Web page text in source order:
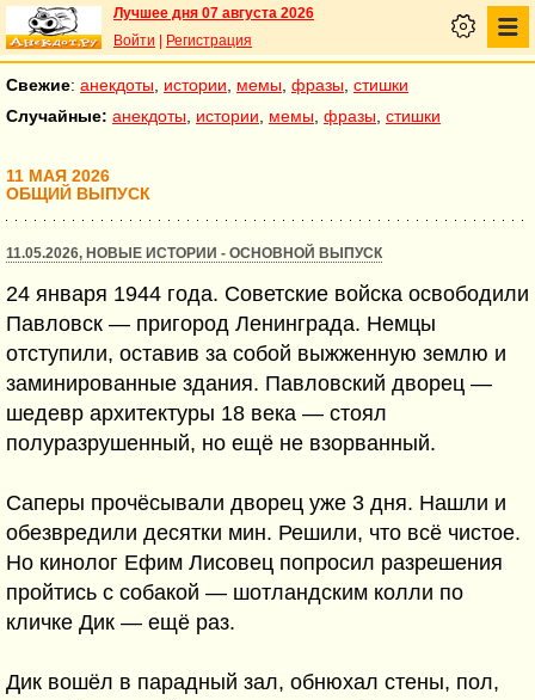
Лучшее дня 07 августа 2026
Войти
Регистрация
Свежие: анекдоты истории мемы фразы стишки
Случайные: анекдоты истории мемы фразы стишки
11 МАЯ 2026
ОБЩИЙ ВЫПУСК
11.05.2026, НОВЫЕ ИСТОРИИ - ОСНОВНОЙ ВЫПУСК
24 января 1944 года. Советские войска освободили
Павловск — пригород Ленинграда. Немцы
отступили, оставив за собой выжженную землю и
заминированные здания. Павловский дворец —
шедевр архитектуры 18 века — стоял
полуразрушенный, но ещё не взорванный.
Саперы прочёсывали дворец уже 3 дня. Нашли и
обезвредили десятки мин. Решили, что всё чистое.
Но кинолог Ефим Лисовец попросил разрешения
пройтись с собакой — шотландским колли по
кличке Дик — ещё раз.
Дик вошёл в парадный зал, обнюхал стены, пол,